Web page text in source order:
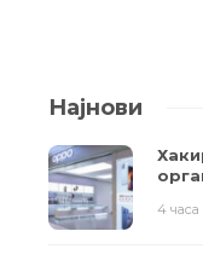
Најнови
4 часа